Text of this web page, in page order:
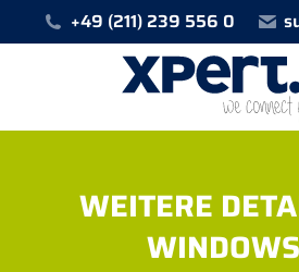
+49 (211) 239 556 0
WEITERE